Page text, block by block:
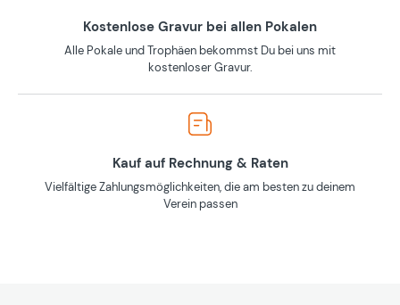
Kostenlose Gravur bei allen Pokalen
Alle Pokale und Trophäen bekommst Du bei uns mit
kostenloser Gravur.
Kauf auf Rechnung & Raten
Vielfältige Zahlungsmöglichkeiten, die am besten zu deinem
Verein passen